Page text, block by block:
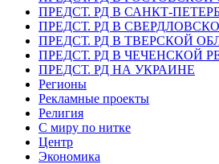
ПРЕДСТ. РД В САНКТ-
ПРЕДСТ. РД В
ПРЕДСТ. РД В ТВЕРСКОЙ
ПРЕДСТ. РД В ЧЕЧЕНСКОЙ
ПРЕДСТ. РД НА УКРАИНЕ
Регионы
Рекламные проекты
Религия
С миру по нитке
Центр
Экономика